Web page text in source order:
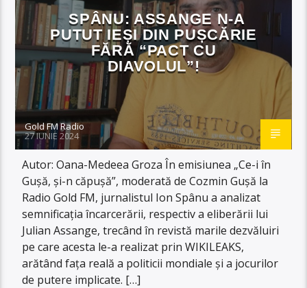
SPÂNU: ASSANGE N-A
PUTUT IEȘI DIN PUȘCĂRIE
FĂRĂ “PACT CU
DIAVOLUL”!
Gold FM Radio
27 IUNIE 2024
Autor: Oana-Medeea Groza În emisiunea „Ce-i în
Gușă, și-n căpușă”, moderată de Cozmin Gușă la
Radio Gold FM, jurnalistul Ion Spânu a analizat
semnificația încarcerării, respectiv a eliberării lui
Julian Assange, trecând în revistă marile dezvăluiri
pe care acesta le-a realizat prin WIKILEAKS,
arătând fața reală a politicii mondiale și a jocurilor
de putere implicate. […]